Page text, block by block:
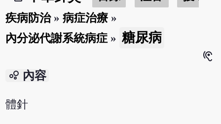
疾病防治»病症治療»
內分泌代謝系統病症 » 糖尿病
hearing
bubble_chart 內容
體針